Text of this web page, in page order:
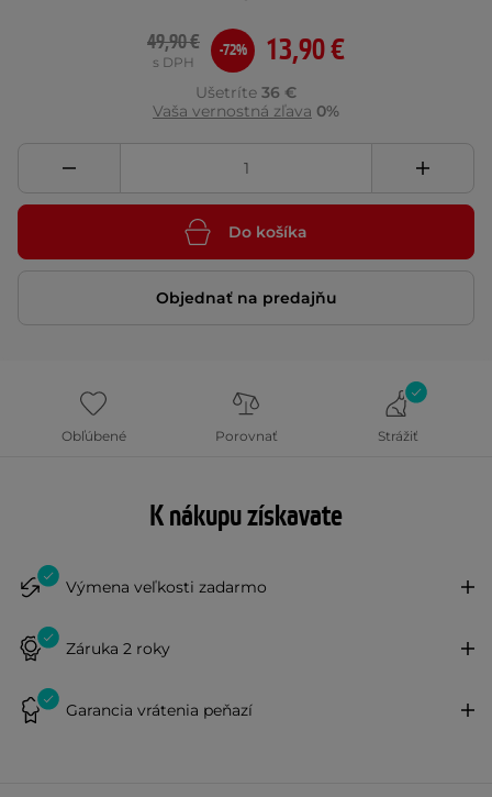
13,90 €
49,90 €
s DPH
-72%
Ušetríte 36 €
Vaša vernostná zľava 0%
Do košíka
Objednať na predajňu
Obľúbené Porovnať Strážiť
K nákupu získavate
Výmena veľkosti zadarmo
Záruka 2 roky
Garancia vrátenia peňazí